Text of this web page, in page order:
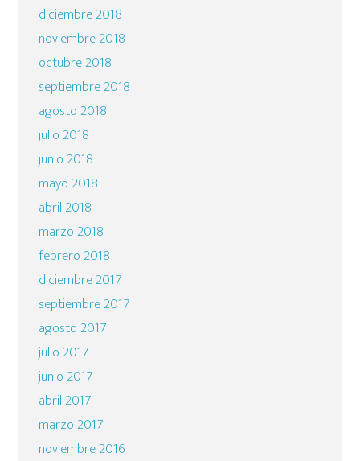
diciembre 2018
noviembre 2018
octubre 2018
septiembre 2018
agosto 2018
julio 2018
junio 2018
mayo 2018
abril 2018
marzo 2018
febrero 2018
diciembre 2017
septiembre 2017
agosto 2017
julio 2017
junio 2017
abril 2017
marzo 2017
noviembre 2016